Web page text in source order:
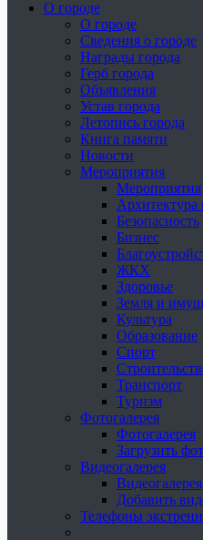
О городе
О городе
Сведения о городе
Награды города
Герб города
Объявления
Устав города
Летопись города
Книга памяти
Новости
Мероприятия
Мероприятия
Архитектура
Безопасность
Бизнес
ЖКХ
Здоровье
Земля и
Культура
Образование
Спорт
Транспорт
Туризм
Фотогалерея
Фотогалерея
Загрузить
Видеогалерея
Видеогалерея
Добавить
Телефоны